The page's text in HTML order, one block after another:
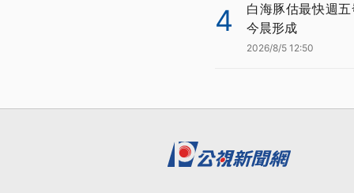
4
白海豚估最快週
今晨形成
2026/8/5 12:50